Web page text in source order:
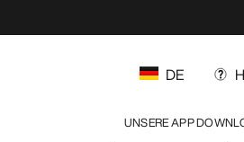
DE
UNSERE APP